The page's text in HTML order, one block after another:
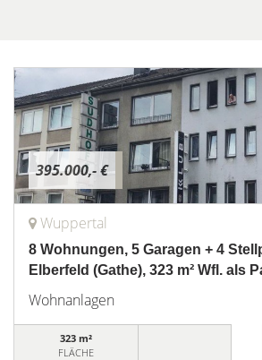
395.000,- €
Wuppertal
8 Wohnungen, 5 Garagen + 4
Elberfeld (Gathe), 323 m² Wfl. als
Wohnanlagen
323 m²
FLÄCHE